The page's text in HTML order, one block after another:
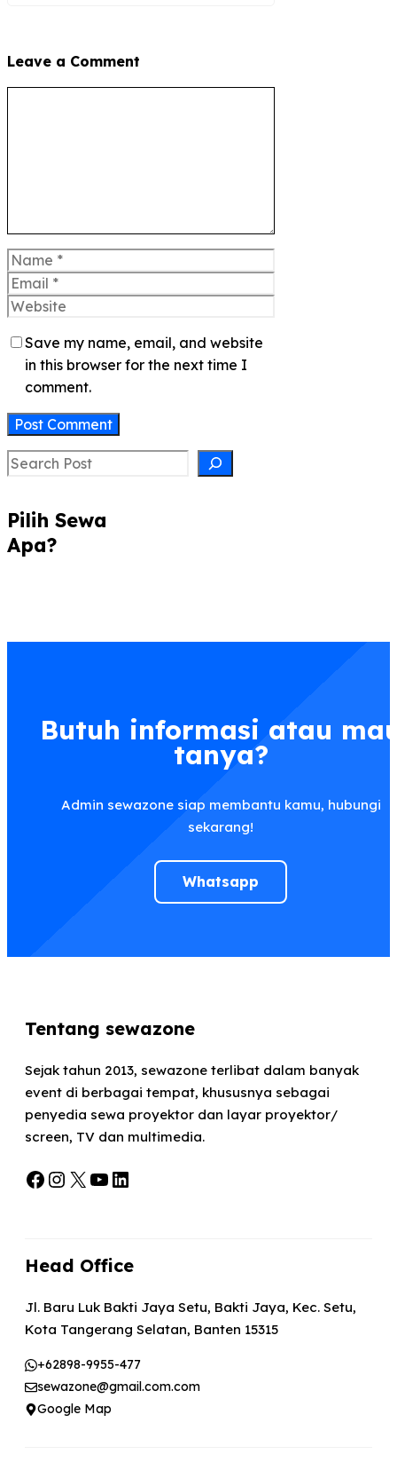
Leave a Comment
Name
Email
Website
Save my name, email, and website
in this browser for the next time I
comment.
Search
Pilih Sewa
Apa?
Butuh informasi atau
tanya?
Admin sewazone siap membantu kamu, hubungi
sekarang!
Whatsapp
Tentang sewazone
Sejak tahun 2013, sewazone terlibat dalam banyak
event di berbagai tempat, khususnya sebagai
penyedia sewa proyektor dan layar proyektor/
screen, TV dan multimedia.
Facebook
Instagram
X YouTube
LinkedIn
Head Office
Jl. Baru Luk Bakti Jaya Setu, Bakti Jaya, Kec. Setu,
Kota Tangerang Selatan, Banten 15315
+62898-9955-477
sewazone@gmail.com.com
Google Map